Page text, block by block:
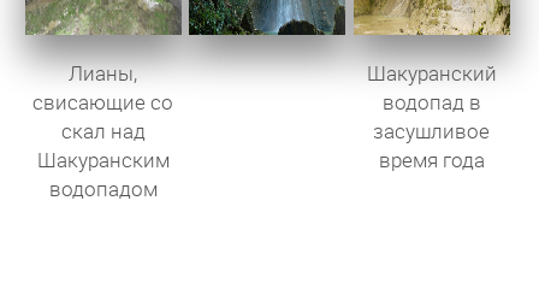
Лианы,
свисающие со
скал над
Шакуранским
водопадом
Шакуранский
водопад в
засушливое
время года